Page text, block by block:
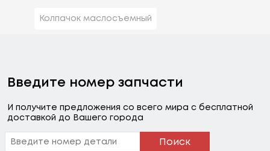
Колпачок маслосъемный
Введите номер запчасти
И получите предложения со всего мира с бесплатной
доставкой до Вашего города
Поиск